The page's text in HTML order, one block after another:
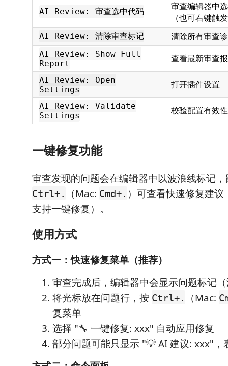
AI Review: 审查选中代码
审查编辑器中
（也可右键触
AI Review: 清除审查标记 清除所有审查
AI Review: Show Full
Report
查看最新审查
AI Review: Open
Settings
打开插件设置
AI Review: Validate
Settings
校验配置有效性
一键修复功能
审查发现的问题会在编辑器中以波浪线标记
Ctrl+. （Mac: Cmd+. ）可查看快速修复建
支持一键修复）。
使用方式
方式一：快速修复菜单（推荐）
审查完成后，编辑器中会显示问题标记
将光标放在问题行，按 Ctrl+. （Mac:
复菜单
选择 "🔧 一键修复: xxx" 自动应用修复
部分问题可能只显示 "💡 AI 建议: xxx"，